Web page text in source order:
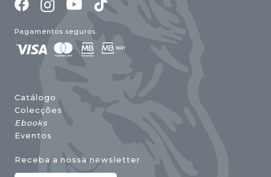
Pagamentos seguros:
Catálogo
Colecções
Ebooks
Eventos
Receba a nossa newsletter